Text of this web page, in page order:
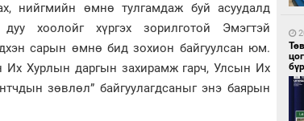
нийгмийн өмнө тулгамдаж буй асуудалд
хоолойг хүргэх зорилготой Эмэгтэй
сарын өмнө бид зохион байгуулсан юм.
Их Хурлын даргын захирамж гарч, Улсын Их
зөвлөл” байгуулагдсаныг энэ баярын